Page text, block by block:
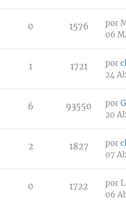
0 1576 por
06
1 1721 por
24
6 93550 por
20
2 1827 por
07
0 1722 por
06